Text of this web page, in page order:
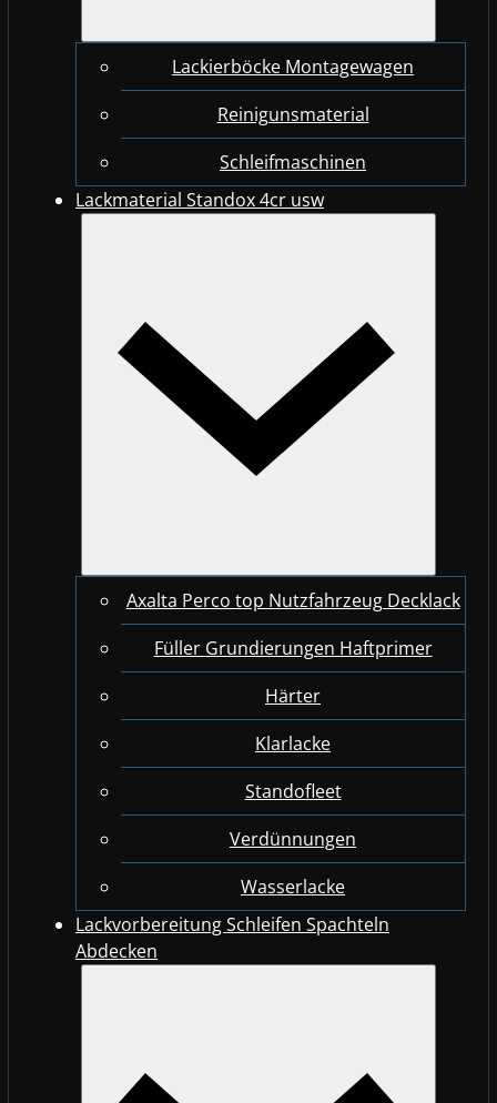
Lackierböcke Montagewagen
Reinigunsmaterial
Schleifmaschinen
Lackmaterial Standox 4cr usw
Axalta Perco top Nutzfahrzeug Decklack
Füller Grundierungen Haftprimer
Härter
Klarlacke
Standofleet
Verdünnungen
Wasserlacke
Lackvorbereitung Schleifen Spachteln
Abdecken